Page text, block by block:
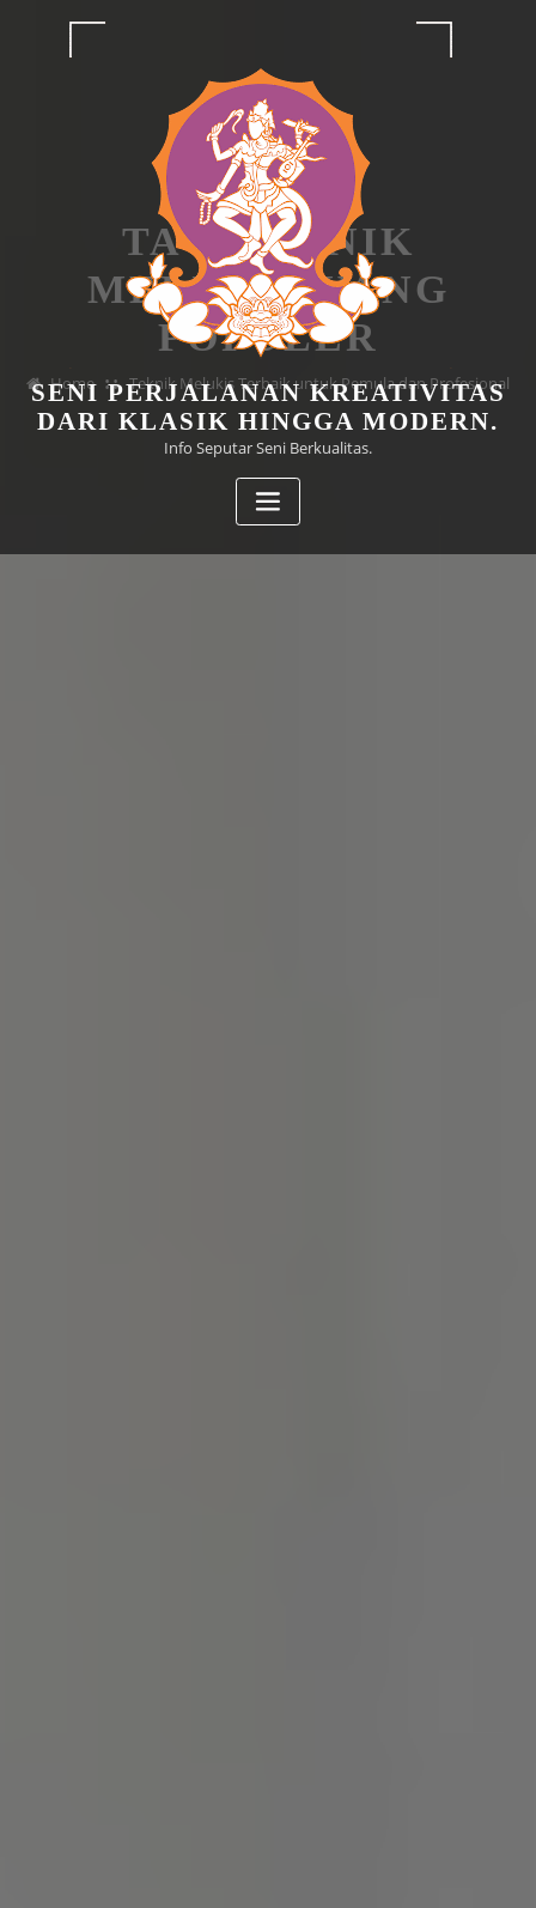
SENI PERJALANAN KREATIVITAS
DARI KLASIK HINGGA MODERN.
Info Seputar Seni Berkualitas.
TAG TEKNIK
MELUKIS YANG
POPULER
Home Teknik Melukis Terbaik untuk Pemula dan Profesional